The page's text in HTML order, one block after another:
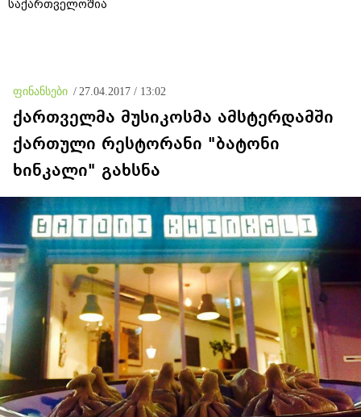
საქართველოშია
ფინანსები / 27.04.2017 / 13:02
ქართველმა მუსიკოსმა ამსტერდამში
ქართული რესტორანი "ბატონი
ხინკალი" გახსნა